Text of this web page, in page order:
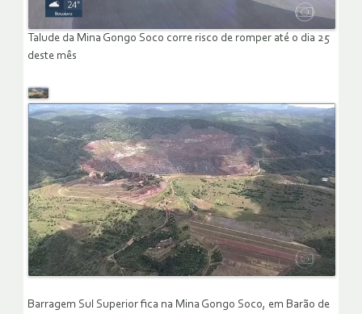
Talude da Mina Gongo Soco corre risco de romper até o dia 25
deste mês
Barragem Sul Superior fica na Mina Gongo Soco, em Barão de